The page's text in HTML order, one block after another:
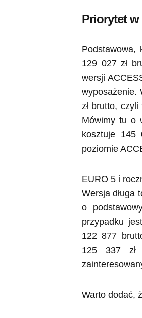
Priorytet
129 027 zł
wersji
wyposażenie.
zł brutto,
Mówimy tu o
kosztuje 145
poziomie
EURO 5 i
Wersja długa
o
przypadku
122 877
125 337 zł
Warto dodać,